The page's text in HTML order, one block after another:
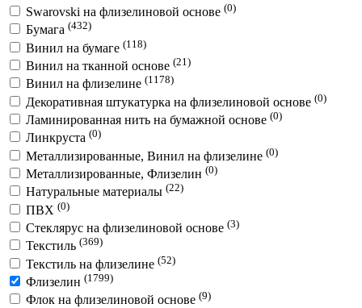
Swarovski на флизелиновой основе (0)
Бумага (432)
Винил на бумаге (118)
Винил на тканной основе (21)
Винил на флизелине (1178)
Декоративная штукатурка на флизелиновой основе (0)
Ламинированная нить на бумажной основе (0)
Линкруста (0)
Металлизированные, Винил на флизелине (0)
Металлизированные, Флизелин (0)
Натуральные материалы (22)
ПВХ (0)
Стеклярус на флизелиновой основе (3)
Текстиль (369)
Текстиль на флизелине (52)
Флизелин (1799)
Флок на флизелиновой основе (9)